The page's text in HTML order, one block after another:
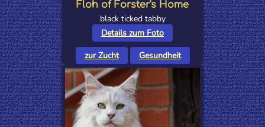
Floh of Forster's Home
black ticked tabby
Details zum Foto
zur Zucht
Gesundheit